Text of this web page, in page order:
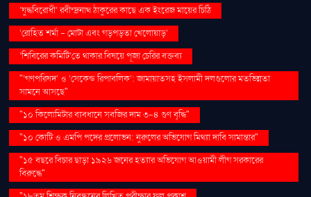
‘যুদ্ধবিরোধী’ রবীন্দ্রনাথ ঠাকুরের কাছে এক ইংরেজ মায়ের চিঠি
‘রোহিত শর্মা - মোটা এবং গড়পড়তা খেলোয়াড়’
‘শিবিরের কমিটি’তে থাকার বিষয়ে পূজা চেরির বক্তব্য
"‘গণপরিষদ’ ও ‘সেকেন্ড রিপাবলিক’: জামায়াতসহ ইসলামী দলগুলোর মতভিন্নতা
সামনে আসছে"
"১০ কিলোমিটার ব্যবধানে সবজির দাম ৩-৪ গুণ বৃদ্ধি"
"১০ কোটি ও এমপি পদের প্রলোভন: নুরুলের অভিযোগ মিথ্যা দাবি সামান্তার"
"১৫ বছরে বিচার ছাড়া ১৯২৬ জনের হত্যার অভিযোগ আওয়ামী লীগ সরকারের
বিরুদ্ধে"